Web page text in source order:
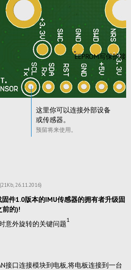
EEPROM写保护
这里你可以连接外部设备
或传感器。
预留将来使用。
(21Kb 26.11.2016)
件1.0版本的IMU传感器的拥有者升级固
前的)!
意外旋转的关键问题1
接口连接模块到电板,将电板连接到一台